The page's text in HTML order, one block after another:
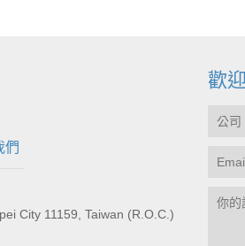
們
City 11159, Taiwan (R.O.C.)
歡